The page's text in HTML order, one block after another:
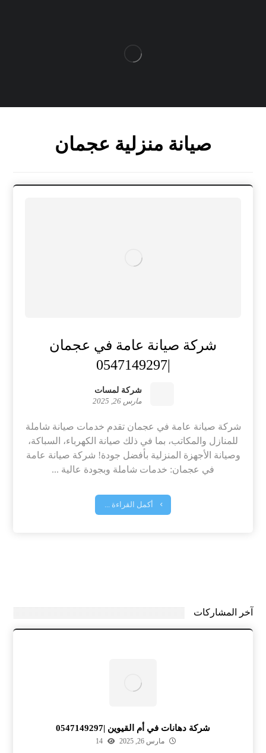
صيانة منزلية عجمان
شركة صيانة عامة في عجمان
|0547149297
شركة لمسات
مارس 26, 2025
شركة صيانة عامة في عجمان تقدم خدمات صيانة شاملة
للمنازل والمكاتب، بما في ذلك صيانة الكهرباء، السباكة،
وصيانة الأجهزة المنزلية بأفضل جودة! شركة صيانة عامة
في عجمان: خدمات شاملة وبجودة عالية ...
أكمل القراءة ...
آخر المشاركات
شركة دهانات في أم القيوين |0547149297
مارس 26, 2025 14